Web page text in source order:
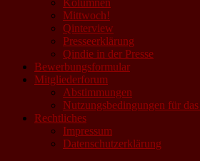
Kolumnen
Mittwoch!
Qinterview
Presseerklärung
Qindie in der Presse
Bewerbungsformular
Mitgliederforum
Abstimmungen
Nutzungsbedingungen für
Rechtliches
Impressum
Datenschutzerklärung